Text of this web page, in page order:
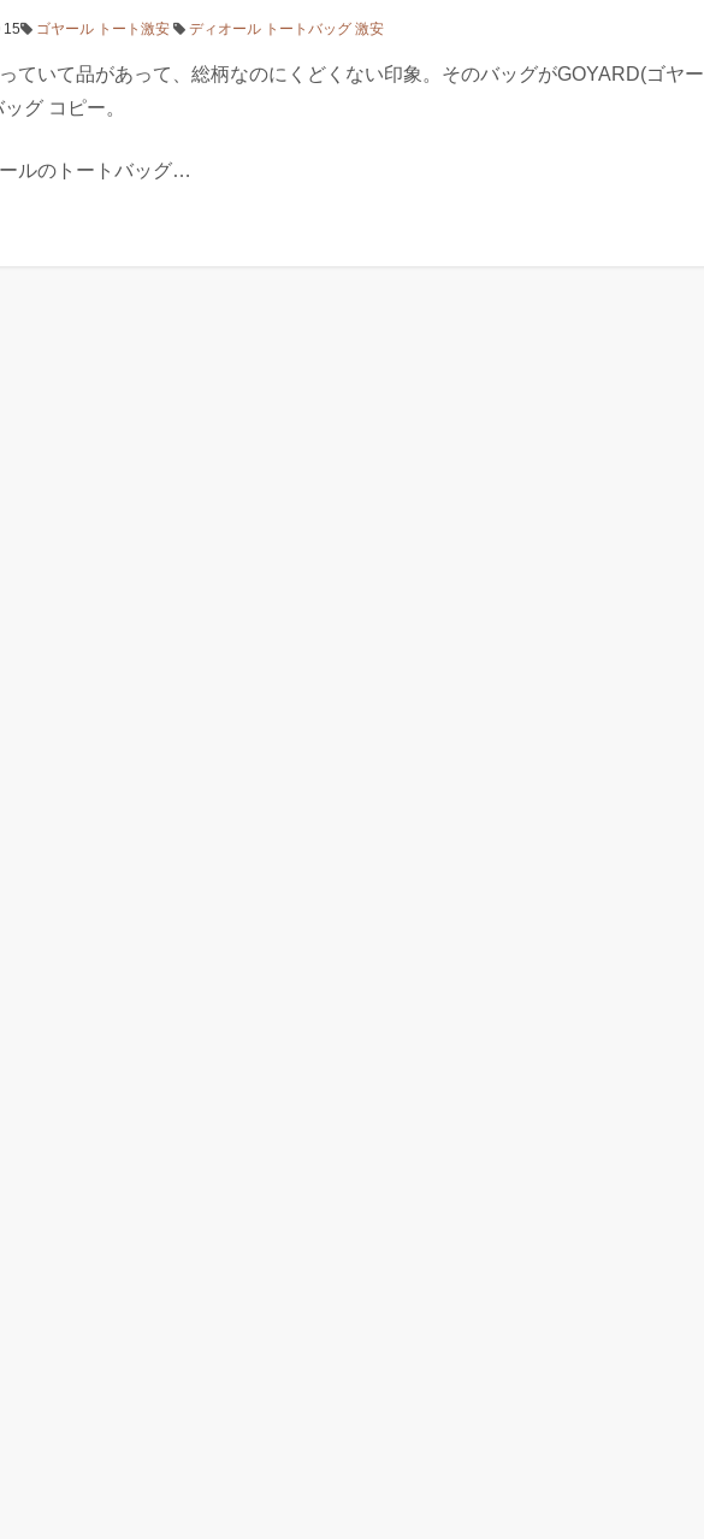
15 ゴヤール トート激安 ディオール トートバッグ 激安
ていて品があって、総柄なのにくどくない印象。そのバッグがGOYARD(ゴヤー
グ コピー。
ルのトートバッグ…